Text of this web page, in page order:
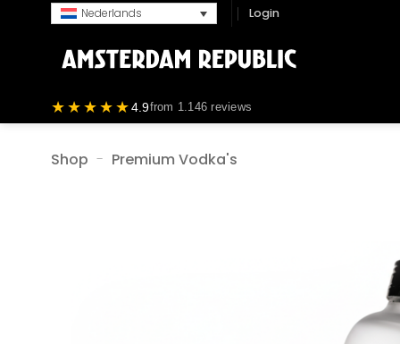
Nederlands Login
★★★★★4.9from 1.146 reviews
Shop - Premium Vodka's